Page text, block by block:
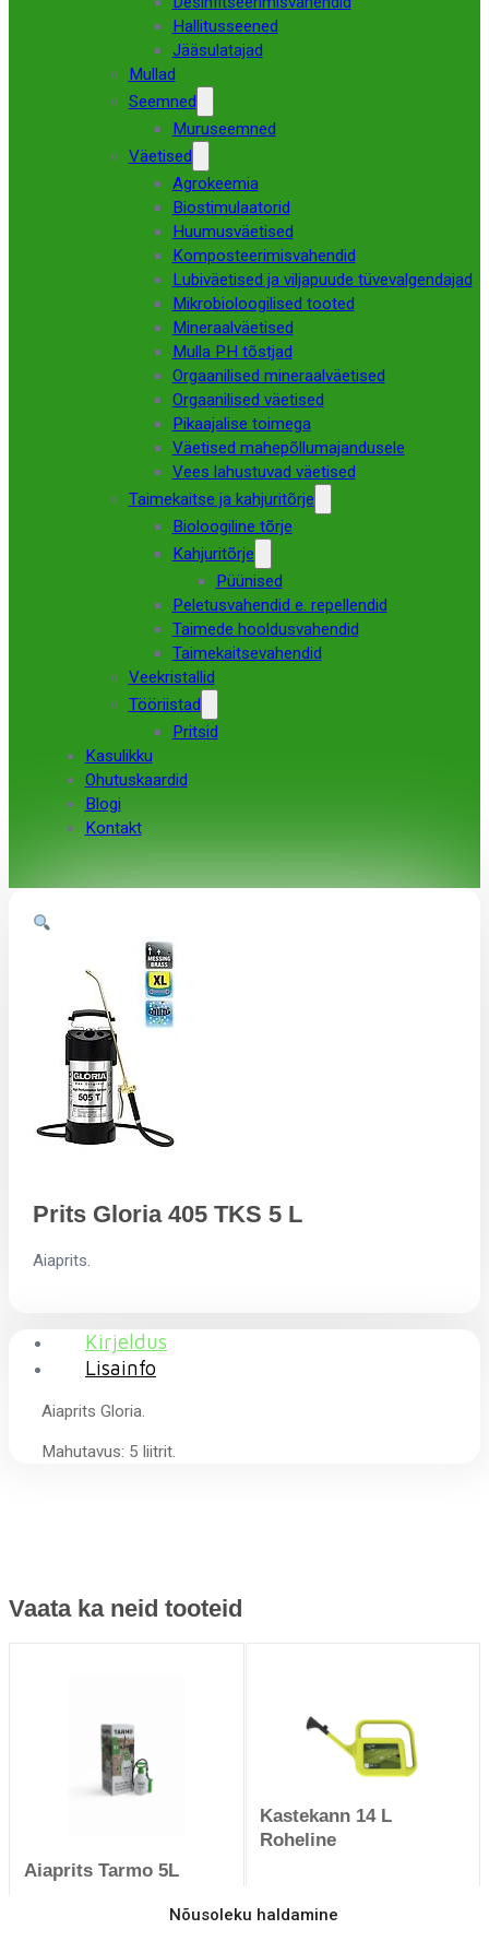
Nõusoleku haldamine
Hallitusseened
Jääsulatajad
Mullad
Seemned
Muruseemned
Väetised
Agrokeemia
Biostimulaatorid
Huumusväetised
Komposteerimisvahendid
Lubiväetised ja viljapuude tüvevalgendajad
Mikrobioloogilised tooted
Mineraalväetised
Mulla PH tõstjad
Orgaanilised mineraalväetised
Orgaanilised väetised
Pikaajalise toimega
Väetised mahepõllumajandusele
Vees lahustuvad väetised
Taimekaitse ja kahjuritõrje
Bioloogiline tõrje
Kahjuritõrje
Püünised
Peletusvahendid e. repellendid
Taimede hooldusvahendid
Taimekaitsevahendid
Veekristallid
Tööriistad
Pritsid
Kasulikku
Ohutuskaardid
Blogi
Kontakt
Prits Gloria 405 TKS 5 L
Aiaprits.
Kirjeldus
Lisainfo
Aiaprits Gloria.
Mahutavus: 5 liitrit.
Vaata ka neid tooteid
Aiaprits Tarmo 5L
Kastekann 14 L
Roheline